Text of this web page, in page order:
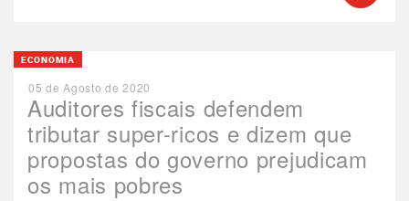
Auditores fiscais defendem
tributar super-ricos e dizem que
propostas do governo prejudicam
os mais pobres
ECONOMIA
05 de Agosto de 2020